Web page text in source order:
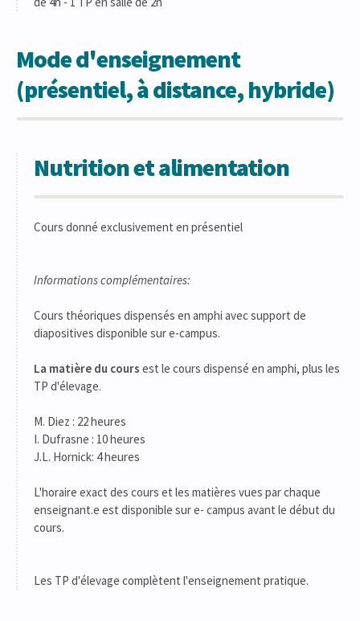
Mode d'enseignement
(présentiel, à distance, hybride)
Nutrition et alimentation
Cours donné exclusivement en présentiel
Informations complémentaires:
Cours théoriques dispensés en amphi avec support de
diapositives disponible sur e-campus.
La matière du cours est le cours dispensé en amphi, plus les
TP d'élevage.
M. Diez : 22 heures
I. Dufrasne : 10 heures
J.L. Hornick: 4 heures
L'horaire exact des cours et les matières vues par chaque
enseignant.e est disponible sur e- campus avant le début du
cours.
Les TP d'élevage complètent l'enseignement pratique.